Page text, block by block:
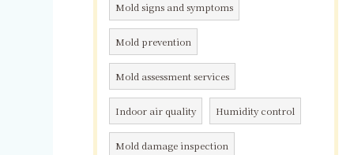
Mold signs and symptoms
Mold prevention
Mold assessment services
Indoor air quality Humidity control
Mold damage inspection